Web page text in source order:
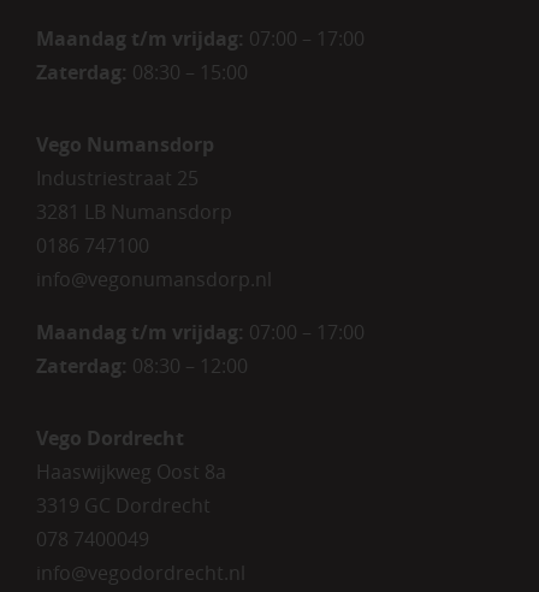
Maandag t/m vrijdag: 07:00 – 17:00
Zaterdag: 08:30 – 15:00
Vego Numansdorp
Industriestraat 25
3281 LB Numansdorp
0186 747100
info@vegonumansdorp.nl
Maandag t/m vrijdag: 07:00 – 17:00
Zaterdag: 08:30 – 12:00
Vego Dordrecht
Haaswijkweg Oost 8a
3319 GC Dordrecht
078 7400049
info@vegodordrecht.nl